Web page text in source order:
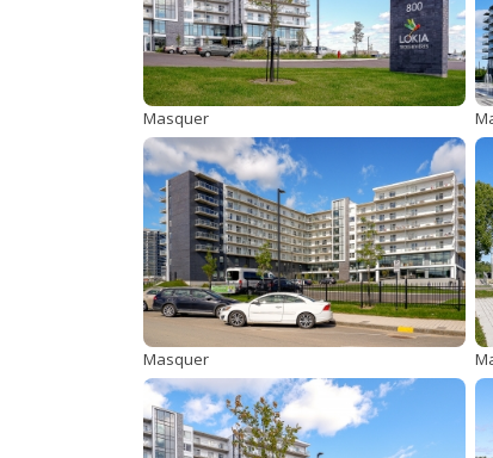
Masquer
Masquer